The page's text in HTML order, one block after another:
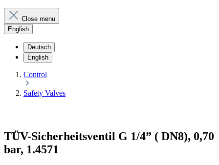
Close menu
English
Deutsch
English
Control
Safety Valves
TÜV-Sicherheitsventil G 1/4” ( DN8), 0,70
bar, 1.4571